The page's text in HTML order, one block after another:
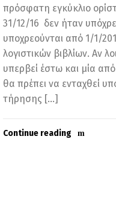
πρόσφατη εγκύκλιο
31/12/16 δεν ήταν
υποχρεούνται από 1/1/
λογιστικών βιβλίων. Αν
υπερβεί έστω και μία
θα πρέπει να ενταχθεί
τήρησης […]
Continue reading